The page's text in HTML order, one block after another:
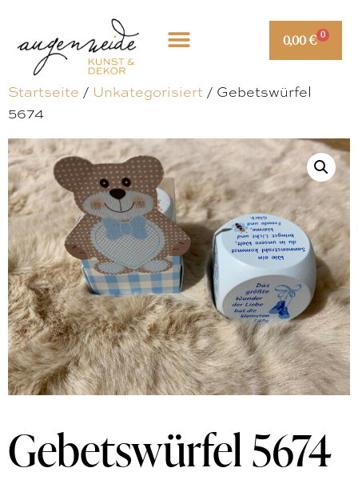
0,00€ 0
Startseite / Unkategorisiert / Gebetswürfel
5674
Gebetswürfel 5674